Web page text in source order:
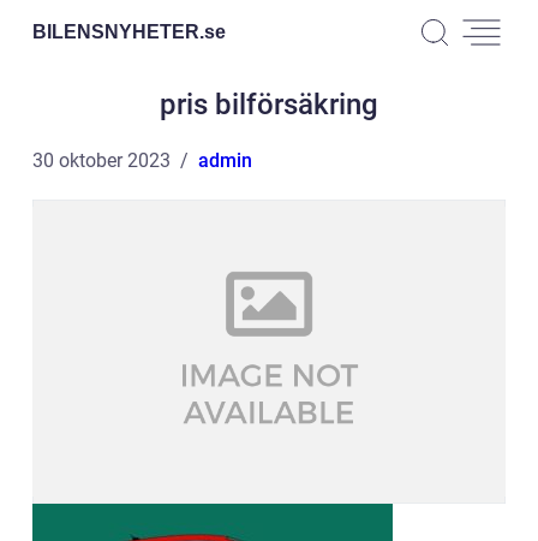
BILENSNYHETER.se
pris bilförsäkring
30 oktober 2023 admin